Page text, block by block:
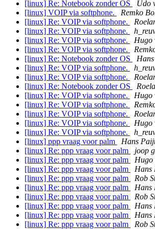
[linux] Re: Notebook zonder OS
Udo
[linux] VOIP via softphone.
Remko
[linux] Re: VOIP via softphone.
[linux] Re: VOIP via softphone.
[linux] Re: VOIP via softphone.
Hugo
[linux] Re: VOIP via softphone.
[linux] Re: Notebook zonder OS
[linux] Re: VOIP via softphone.
[linux] Re: VOIP via softphone.
[linux] Re: Notebook zonder OS
[linux] Re: VOIP via softphone.
Hugo
[linux] Re: VOIP via softphone.
[linux] Re: VOIP via softphone.
[linux] Re: VOIP via softphone.
Hugo
[linux] Re: VOIP via softphone.
[linux] ppp vraag voor palm
Hans
[linux] Re: ppp vraag voor palm
joop
[linux] Re: ppp vraag voor palm
Hugo
[linux] Re: ppp vraag voor palm
Hans
[linux] Re: ppp vraag voor palm
Rob
[linux] Re: ppp vraag voor palm
Hans
[linux] Re: ppp vraag voor palm
Rob
[linux] Re: ppp vraag voor palm
Hans
[linux] Re: ppp vraag voor palm
Hans
[linux] Re: ppp vraag voor palm
Rob